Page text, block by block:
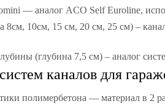
— аналог ACO Self Euroline,
10см, 15 см, 20 см, 25 см) –
(глубина 7,5 см) – аналог
каналов для
полимербетона — материал в 2